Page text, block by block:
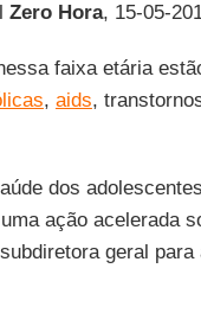
Zero Hora, 15-05-
faixa etária
, aids,
dos
ação acelerada
geral